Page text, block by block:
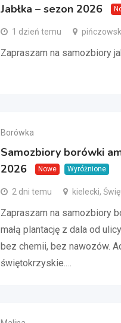
Jabłka – sezon 2026
1 dzień temu
Zapraszam na samozbiory
Borówka
Samozbiory borówki
2026
Nowe Wyróżnione
2 dni temu kielecki,
Zapraszam na samozbiory
małą plantację z dala od
bez chemii, bez nawozów.
świętokrzyskie.…